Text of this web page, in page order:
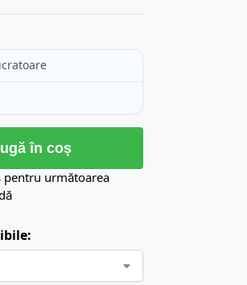
în coș
pentru următoarea